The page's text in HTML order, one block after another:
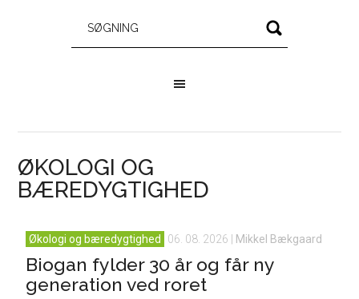
ØKOLOGI OG
BÆREDYGTIGHED
Økologi og bæredygtighed 06. 08. 2026 Mikkel Bækgaard
Biogan fylder 30 år og får ny
generation ved roret